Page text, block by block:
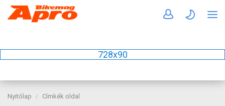
728x90
Nyitólap Címkék oldal